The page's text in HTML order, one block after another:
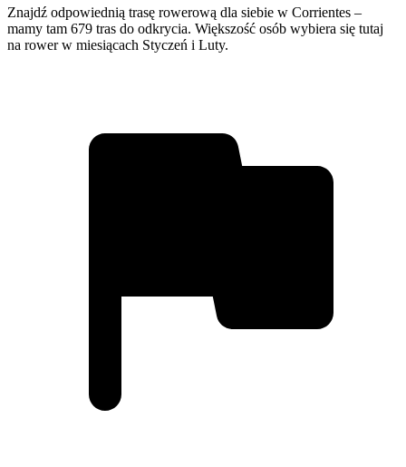
Znajdź odpowiednią trasę rowerową dla siebie w Corrientes –
mamy tam 679 tras do odkrycia. Większość osób wybiera się tutaj
na rower w miesiącach Styczeń i Luty.